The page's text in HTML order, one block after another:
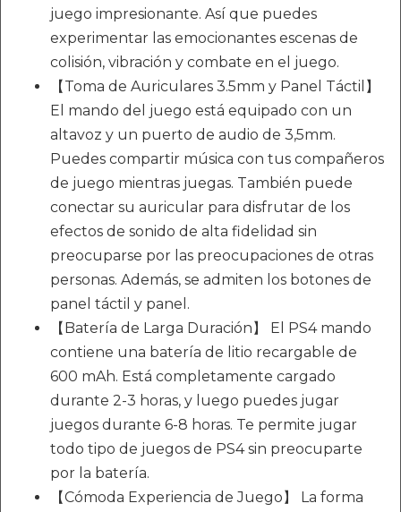
juego impresionante. Así que puedes
experimentar las emocionantes escenas de
colisión, vibración y combate en el juego.
【Toma de Auriculares 3.5mm y Panel Táctil】
El mando del juego está equipado con un
altavoz y un puerto de audio de 3,5mm.
Puedes compartir música con tus compañeros
de juego mientras juegas. También puede
conectar su auricular para disfrutar de los
efectos de sonido de alta fidelidad sin
preocuparse por las preocupaciones de otras
personas. Además, se admiten los botones de
panel táctil y panel.
【Batería de Larga Duración】 El PS4 mando
contiene una batería de litio recargable de
600 mAh. Está completamente cargado
durante 2-3 horas, y luego puedes jugar
juegos durante 6-8 horas. Te permite jugar
todo tipo de juegos de PS4 sin preocuparte
por la batería.
【Cómoda Experiencia de Juego】 La forma